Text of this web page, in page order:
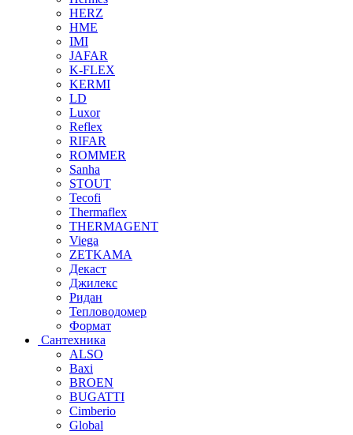
HERZ
HME
IMI
JAFAR
K-FLEX
KERMI
LD
Luxor
Reflex
RIFAR
ROMMER
Sanha
STOUT
Tecofi
Thermaflex
THERMAGENT
Viega
ZETKAMA
Декаст
Джилекс
Ридан
Тепловодомер
Формат
Сантехника
ALSO
Baxi
BROEN
BUGATTI
Cimberio
Global